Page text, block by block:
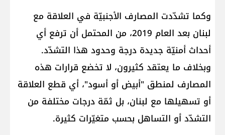
وكما تشدّدت المصارف الأجنبيّة في العلاقة مع
لبنان بعد العام 2019، من المحتمل أن ترفع أي
أحداث أمنيّة جديدة درجة وحدود هذا التشدّد.
وبخلاف ما يعتقد كثيرون، لا تخضع قرارات هذه
المصارف لمنطق "أبيض أو أسود"، أي قطع العلاقة
أو تسهيلها مع لبنان، بل ثمّة درجات مختلفة من
التشدّد أو التساهل بحسب متغيّرات كثيرة.